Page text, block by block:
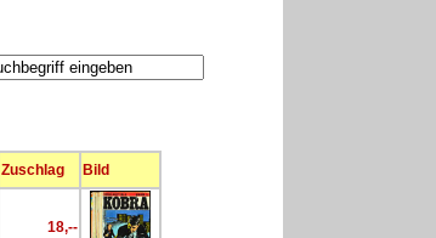
Zuschlag Bild
18,--